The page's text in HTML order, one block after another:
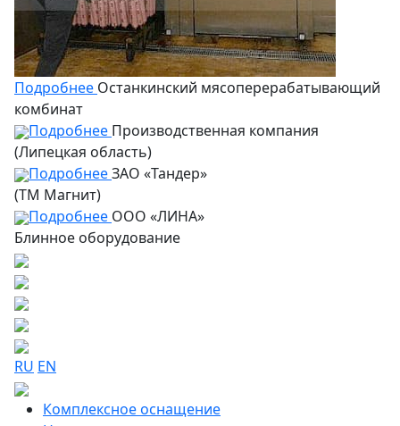
Подробнее Останкинский мясоперерабатывающий
комбинат
Подробнее Производственная компания
(Липецкая область)
ПодробнееЗАО «Тандер»
(ТМ Магнит)
Подробнее ООО «ЛИНА»
Блинное оборудование
RU EN
Комплексное оснащение